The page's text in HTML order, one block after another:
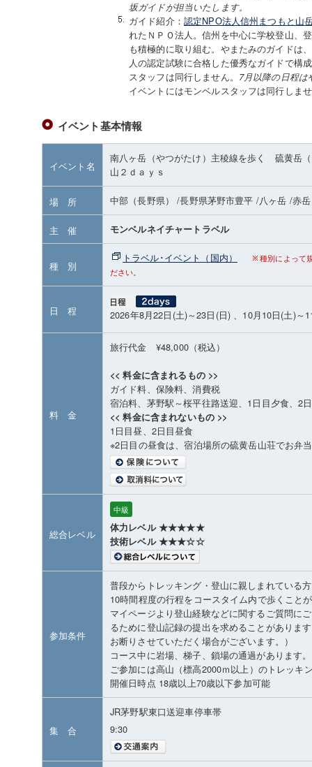
坂ガイドが担当いたします。
ガイド紹介： 認定NPO法人信州まつもと山
れたＮＰＯ法人。信州を中心に学校登山、
も積極的に取り組む。やまたみのガイドは
人の認定試験に合格した優秀なガイドで構
スタッフは同行しません。 7月以降の日程
イベントにはモンベルスタッフは同行しま
イベント基本情報
イベント名
南八ヶ岳（やつがたけ）主稜線を歩く 硫黄岳
山２ｄａｙｓ
場 所 中部（長野県） /長野県茅野市豊平 /八ヶ岳 /赤
主 催 モンベルネイチャートラベル
種 別
トラベル･イベント（国内）
種別によって
ださい。
日 程 2026年8月22日(土)～23日(日) 、10月10日(土)～
料 金
旅行代金 ¥48,000（税込）
<< 料金に含まれるもの >>
ガイド料、保険料、消費税
宿泊料、茅野駅～桜平往路送迎、1日目夕食、2
<< 料金に含まれないもの >>
1日目昼、2日目昼食
※2日目の昼食は、宿泊場所の硫黄岳山荘でお弁
総合レベル
中級
体力レベル ★★★★★
技術レベル ★★★☆☆
参加条件
普段からトレッキング・登山に親しまれている
10時間程度の行程をコースタイム内で歩くこと
マイページより登山経験などに関するご質問に
るために登山記録の提出を求めることがありま
お断りさせていただく場合がございます。）
コース中に岩場、梯子、鎖場の通過があります。
ご参加には高山（標高2000ｍ以上）のトレッキ
開催日時点 18歳以上70歳以下参加可能
集 合
JR茅野駅東口送迎車停車帯
9:30